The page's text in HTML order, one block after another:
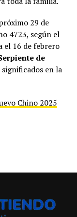
29 de
4723, según el
el 16 de febrero
de
en la
Chino 2025